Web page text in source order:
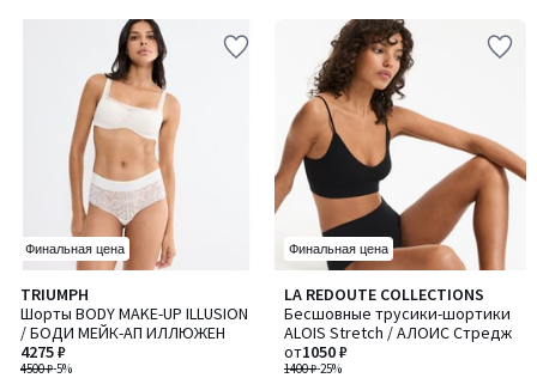
Финальная цена
TRIUMPH
Шорты BODY MAKE-UP ILLUSION
/ БОДИ МЕЙК-АП ИЛЛЮЖЕН
4500 ₽-5%
4275 ₽
Финальная цена
LA REDOUTE COLLECTIONS
Бесшовные трусики-шортики
ALOIS Stretch / АЛОИС Стредж
1400 ₽-25%
от1050 ₽
4
/
5
Количество
цветов:
3